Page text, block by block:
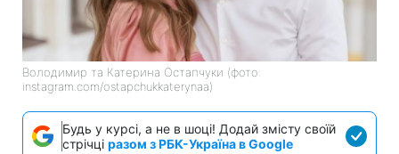
Володимир та Катерина Остапчуки (фото:
instagram.com/ostapchukkaterynaa)
Будь у курсі, а не в шоці! Додай змісту своїй
стрічці разом з РБК-Україна в Google